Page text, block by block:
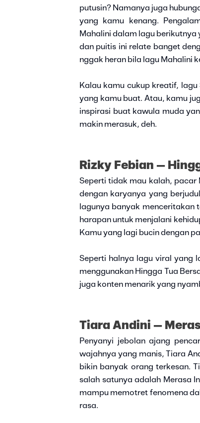
putusin? Namanya juga
yang kamu kenang.
Mahalini dalam lagu berikutnya
dan puitis ini relate banget
nggak heran bila lagu Mahalini
Kalau kamu cukup kreatif,
yang kamu buat. Atau, kamu
inspirasi buat kawula muda
makin merasuk, deh.
Rizky Febian –
Seperti tidak mau kalah, pacar
dengan karyanya yang
lagunya banyak menceritakan
harapan untuk menjalani
Kamu yang lagi bucin dengan
Seperti halnya lagu viral yang
menggunakan Hingga Tua
juga konten menarik yang
Tiara Andini –
Penyanyi jebolan ajang
wajahnya yang manis, Tiara
bikin banyak orang terkesan.
salah satunya adalah Merasa
mampu memotret fenomena
rasa.